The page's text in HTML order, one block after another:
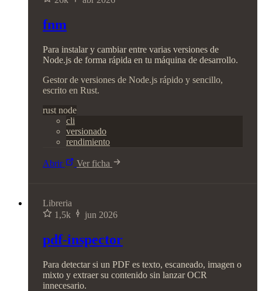
fnm
Para instalar y cambiar entre varias versiones de
Node.js de forma rápida en tu máquina de desarrollo.
Gestor de versiones de Node.js rápido y sencillo,
escrito en Rust.
rust node
cli
versionado
rendimiento
Abrir Ver ficha
Libreria
1,5k
jun 2026
pdf-inspector
Para detectar si un PDF es texto, escaneado, imagen o
mixto y extraer su contenido sin lanzar OCR
innecesario.